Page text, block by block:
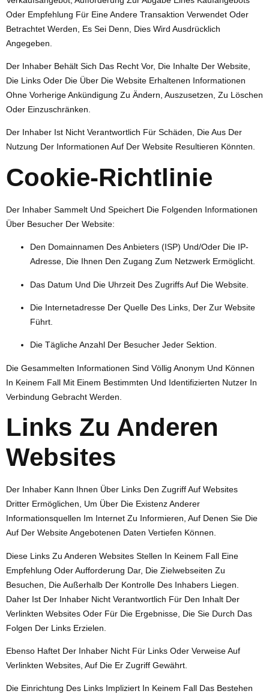
Oder Empfehlung Für Eine Andere Transaktion Verwendet Oder
Betrachtet Werden, Es Sei Denn, Dies Wird Ausdrücklich
Angegeben.
Der Inhaber Behält Sich Das Recht Vor, Die Inhalte Der Website,
Die Links Oder Die Über Die Website Erhaltenen Informationen
Ohne Vorherige Ankündigung Zu Ändern, Auszusetzen, Zu Löschen
Oder Einzuschränken.
Der Inhaber Ist Nicht Verantwortlich Für Schäden, Die Aus Der
Nutzung Der Informationen Auf Der Website Resultieren Könnten.
Cookie-Richtlinie
Der Inhaber Sammelt Und Speichert Die Folgenden Informationen
Über Besucher Der Website:
Den Domainnamen Des Anbieters (ISP) Und/oder Die IP-
Adresse, Die Ihnen Den Zugang Zum Netzwerk Ermöglicht.
Das Datum Und Die Uhrzeit Des Zugriffs Auf Die Website.
Die Internetadresse Der Quelle Des Links, Der Zur Website
Führt.
Die Tägliche Anzahl Der Besucher Jeder Sektion.
Die Gesammelten Informationen Sind Völlig Anonym Und Können
In Keinem Fall Mit Einem Bestimmten Und Identifizierten Nutzer In
Verbindung Gebracht Werden.
Links Zu Anderen
Websites
Der Inhaber Kann Ihnen Über Links Den Zugriff Auf Websites
Dritter Ermöglichen, Um Über Die Existenz Anderer
Informationsquellen Im Internet Zu Informieren, Auf Denen Sie Die
Auf Der Website Angebotenen Daten Vertiefen Können.
Diese Links Zu Anderen Websites Stellen In Keinem Fall Eine
Empfehlung Oder Aufforderung Dar, Die Zielwebseiten Zu
Besuchen, Die Außerhalb Der Kontrolle Des Inhabers Liegen.
Daher Ist Der Inhaber Nicht Verantwortlich Für Den Inhalt Der
Verlinkten Websites Oder Für Die Ergebnisse, Die Sie Durch Das
Folgen Der Links Erzielen.
Ebenso Haftet Der Inhaber Nicht Für Links Oder Verweise Auf
Verlinkten Websites, Auf Die Er Zugriff Gewährt.
Die Einrichtung Des Links Impliziert In Keinem Fall Das Bestehen